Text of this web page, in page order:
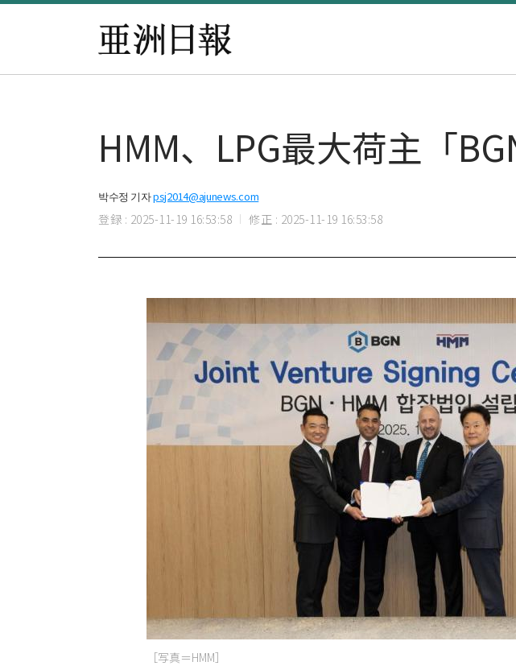
HMM、LPG最大荷主「
박수정 기자psj2014@ajunews.com
登録 : 2025-11-19 16:53:58 修正 : 2025-11-19 16:53:58
［写真＝HMM］